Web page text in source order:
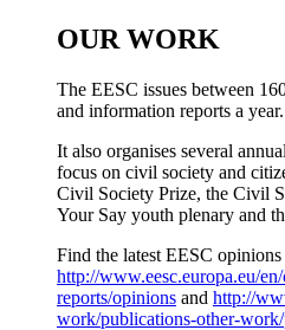
OUR WORK
The EESC issues between
and information reports a year.
It also organises several
focus on civil society and
Civil Society Prize, the Civil
Your Say youth plenary and
Find the latest EESC
http://www.eesc.europa.eu/
reports/opinions and http://
work/publications-other-